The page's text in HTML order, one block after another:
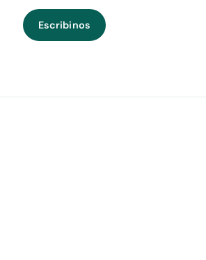
Escribinos